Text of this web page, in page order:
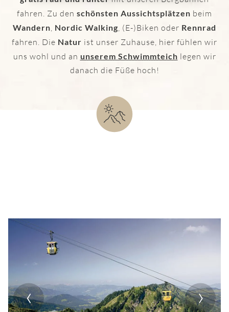
fahren. Zu den schönsten Aussichtsplätzen beim
Wandern Nordic Walking , (E-)Biken oder Rennrad
fahren. Die Natur ist unser Zuhause, hier fühlen wir
uns wohl und an unserem Schwimmteich legen wir
danach die Füße hoch!
‹ ›